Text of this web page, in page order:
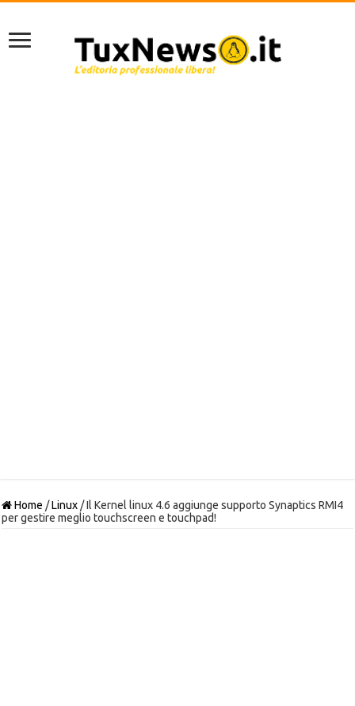
Home /Linux /Il Kernel linux 4.6 aggiunge supporto Synaptics RMI4
per gestire meglio touchscreen e touchpad!